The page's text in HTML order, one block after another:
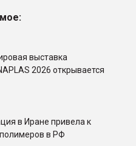
выставка
2026 открывается
в Иране привела к
в РФ